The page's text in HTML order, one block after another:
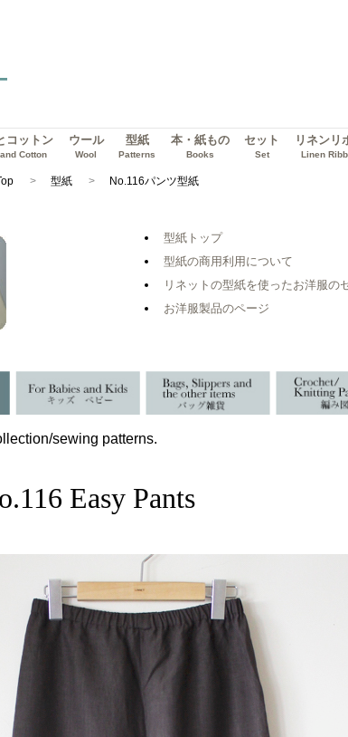
コットン
Cotton
ウール
Wool
型紙
Patterns
本・紙もの
Books
セット
Set
リネンリ
Linen
型紙 No.116パンツ型紙
型紙トップ
型紙の商用利用について
リネットの型紙を使ったお洋服の
お洋服製品のページ
sewing patterns.
Easy Pants